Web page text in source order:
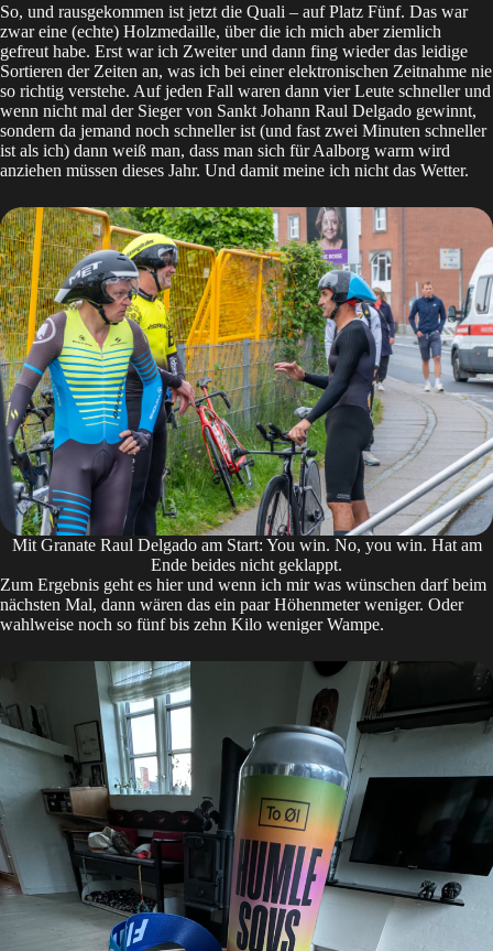
So, und rausgekommen ist jetzt die Quali – auf Platz Fünf. Das war
zwar eine (echte) Holzmedaille, über die ich mich aber ziemlich
gefreut habe. Erst war ich Zweiter und dann fing wieder das leidige
Sortieren der Zeiten an, was ich bei einer elektronischen Zeitnahme nie
so richtig verstehe. Auf jeden Fall waren dann vier Leute schneller und
wenn nicht mal der Sieger von Sankt Johann Raul Delgado gewinnt,
sondern da jemand noch schneller ist (und fast zwei Minuten schneller
ist als ich) dann weiß man, dass man sich für Aalborg warm wird
anziehen müssen dieses Jahr. Und damit meine ich nicht das Wetter.
Mit Granate Raul Delgado am Start: You win. No, you win. Hat am
Ende beides nicht geklappt.
Zum Ergebnis geht es hierund wenn ich mir was wünschen darf beim
nächsten Mal, dann wären das ein paar Höhenmeter weniger. Oder
wahlweise noch so fünf bis zehn Kilo weniger Wampe.